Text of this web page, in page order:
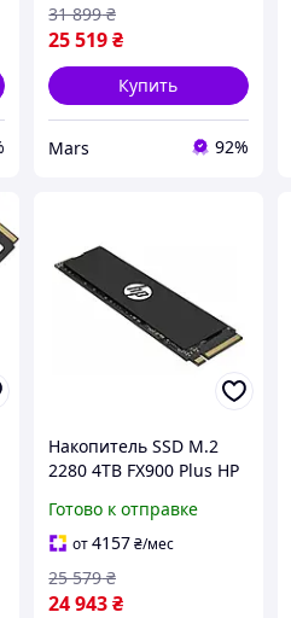
25 519₴
31 899 ₴
Купить
Mars 92%
Накопитель SSD M.2
2280 4TB FX900 Plus HP
Готово к отправке
от4157₴/мес
24 943₴
25 579 ₴